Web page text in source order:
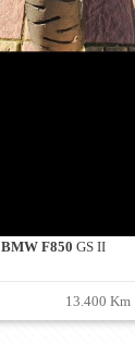
BMW F850 GS II
13.400 Km